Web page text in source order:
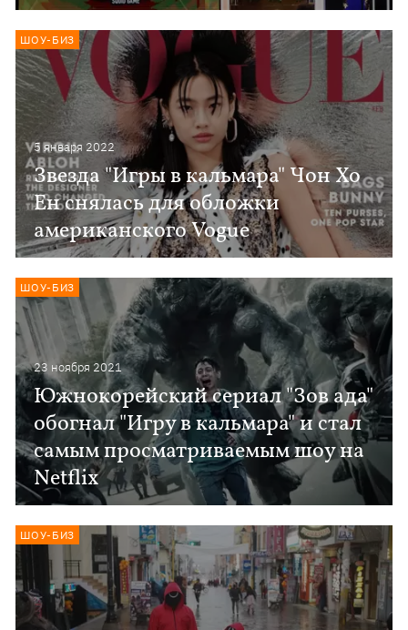
5 января 2022
Звезда "Игры в кальмара" Чон Хо
Ен снялась для обложки
американского Vogue
ШОУ-БИЗ
23 ноября 2021
Южнокорейский сериал "Зов ада"
обогнал "Игру в кальмара" и стал
самым просматриваемым шоу на
Netflix
ШОУ-БИЗ
ШОУ-БИЗ